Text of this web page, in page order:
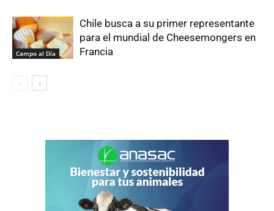
Campo al Día
Chile busca a su primer representante
para el mundial de Cheesemongers en
Francia